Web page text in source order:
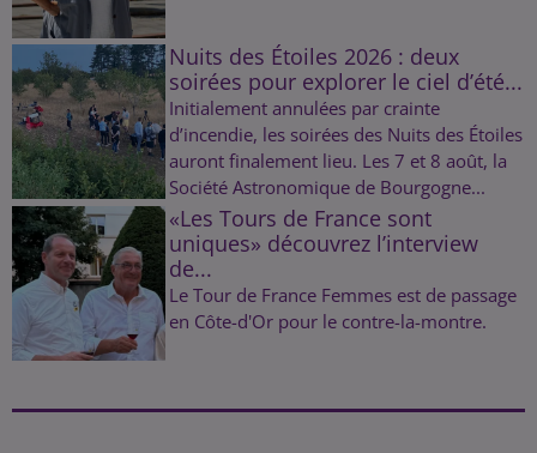
Nuits des Étoiles 2026 : deux
soirées pour explorer le ciel d’été...
Initialement annulées par crainte
d’incendie, les soirées des Nuits des Étoiles
auront finalement lieu. Les 7 et 8 août, la
Société Astronomique de Bourgogne...
«Les Tours de France sont
uniques» découvrez l’interview
de...
Le Tour de France Femmes est de passage
en Côte-d'Or pour le contre-la-montre.